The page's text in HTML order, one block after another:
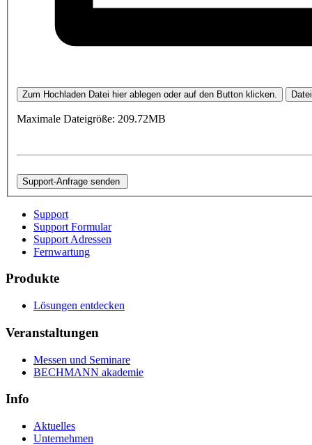
Zum Hochladen Datei hier ablegen oder auf den Button klicken.
Maximale Dateigröße: 209.72MB
Support
Support Formular
Support Adressen
Fernwartung
Produkte
Lösungen entdecken
Veranstaltungen
Messen und Seminare
BECHMANN akademie
Info
Aktuelles
Unternehmen